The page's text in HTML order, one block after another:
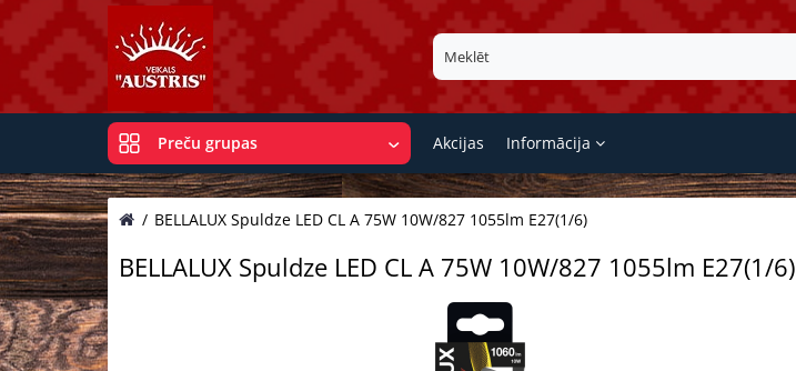
Preču grupas Akcijas Informācija
BELLALUX Spuldze LED CL A 75W 10W/827 1055lm E27(1/6)
BELLALUX Spuldze LED CL A 75W 10W/827 1055lm E27(1/6)